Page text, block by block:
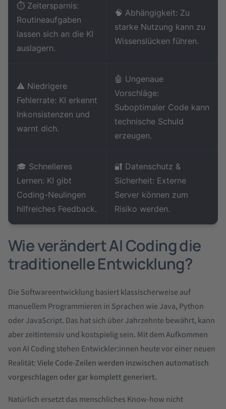
⏱️ Zeitersparnis:
Routineaufgaben
lassen sich an die KI
auslagern.
🧠 Abhängigkeit: Zu
starke Nutzung kann zu
Wissenslücken führen.
⚠️ Niedrigere
Fehlerrate: KI erkennt
Inkonsistenzen und
warnt dich.
🤖 Ungenaue
Vorschläge:
Suboptimaler Code kann
technische Schuld
erzeugen.
🎓 Schnelleres
Lernen: KI gibt
Coding-Neulingen
hilfreiches Feedback.
🔐 Datenschutz &
Sicherheit: Externe
Server können zum
Risiko werden.
Wie verändert AI Coding die
traditionelle Entwicklung?
Die Softwareentwicklung basiert klassischerweise auf
manuellem Programmieren in Sprachen wie Java, Python
oder JavaScript. Das hat sich über Jahrzehnte bewährt, kann
aber zeitintensiv und kostspielig sein. Mit dem Aufkommen
von AI Coding stehen Entwickler:innen heute vor einer neuen
Realität:Viele Code-Zeilen werden inzwischen automatisch
vorgeschlagen oder gar komplett generiert.
Natürlich ersetzt das menschliches Know-how nicht